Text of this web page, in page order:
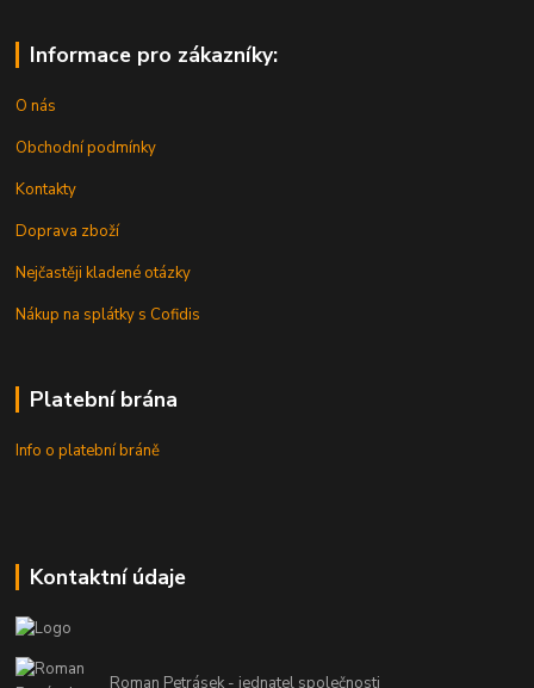
Informace pro zákazníky:
O nás
Obchodní podmínky
Kontakty
Doprava zboží
Nejčastěji kladené otázky
Nákup na splátky s Cofidis
Platební brána
Info o platební bráně
Kontaktní údaje
Roman Petrásek - jednatel společnosti